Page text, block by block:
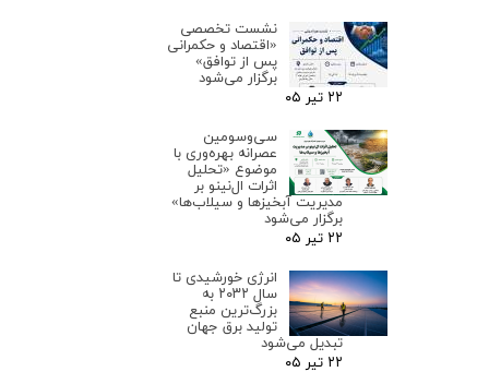
نشست تخصصی
«اقتصاد و حکمرانی
پس از توافق»
برگزار می‌شود
۲۲ تیر ۰۵
سی‌وسومین
عصرانه بهره‌وری با
موضوع «تحلیل
اثرات ال‌نینو بر
مدیریت آبخیزها و سیلاب‌ها»
برگزار می‌شود
۲۲ تیر ۰۵
انرژی خورشیدی تا
سال ۲۰۳۲ به
بزرگ‌ترین منبع
تولید برق جهان
تبدیل می‌شود
۲۲ تیر ۰۵